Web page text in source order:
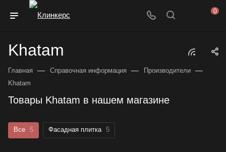
0
Khatam
Главная — Справочная информация — Производители —
Khatam
Товары Khatam в нашем магазине
Все 5 Фасадная плитка 5